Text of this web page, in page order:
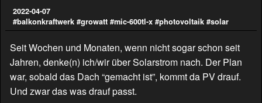
2022-04-07
#balkonkraftwerk #growatt #mic-600tl-x #photovoltaik #solar
Seit Wochen und Monaten, wenn nicht sogar schon seit
Jahren, denke(n) ich/wir über Solarstrom nach. Der Plan
war, sobald das Dach “gemacht ist”, kommt da PV drauf.
Und zwar das was drauf passt.